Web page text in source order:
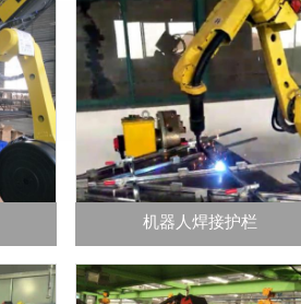
机器人焊接护栏